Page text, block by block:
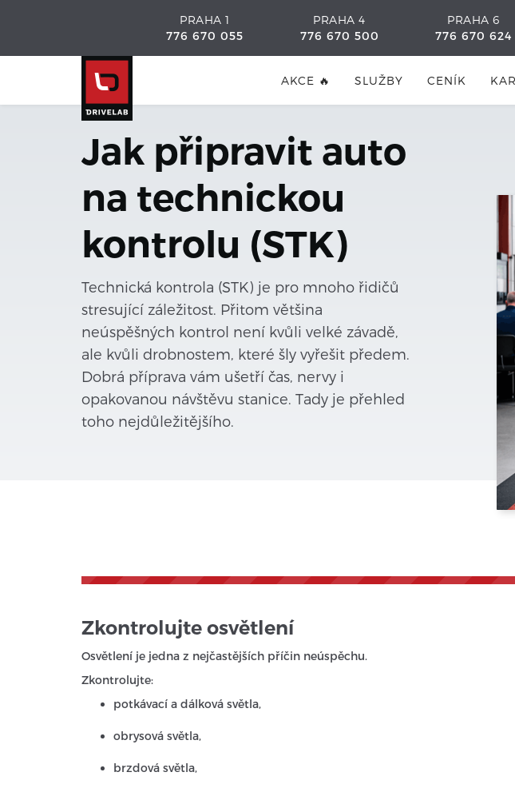
PRAHA 1
776 670 055
PRAHA 4
776 670 500
PRAHA 6
776 670 624
AKCE 🔥 SLUŽBY CENÍK
Jak připravit auto
na technickou
kontrolu (STK)
Technická kontrola (STK) je pro mnoho řidičů
stresující záležitost. Přitom většina
neúspěšných kontrol není kvůli velké závadě,
ale kvůli drobnostem, které šly vyřešit předem.
Dobrá příprava vám ušetří čas, nervy i
opakovanou návštěvu stanice. Tady je přehled
toho nejdůležitějšího.
Zkontrolujte osvětlení
Osvětlení je jedna z nejčastějších příčin neúspěchu.
Zkontrolujte:
potkávací a dálková světla,
obrysová světla,
brzdová světla,